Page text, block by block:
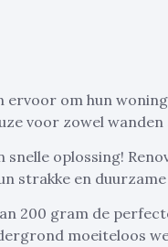
ervoor om hun
voor zowel wanden
oplossing!
strakke en
200 gram de
moeiteloos